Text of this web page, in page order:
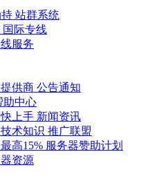
站群系统
国际专线
服务
供商 公告通知
助中心
上手 新闻资讯
术知识 推广联盟
高15% 服务器赞助计划
资源